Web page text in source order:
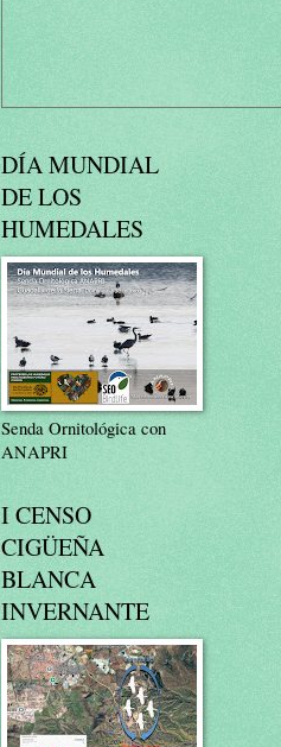
DÍA MUNDIAL
DE LOS
HUMEDALES
Senda Ornitológica con
ANAPRI
I CENSO
CIGÜEÑA
BLANCA
INVERNANTE